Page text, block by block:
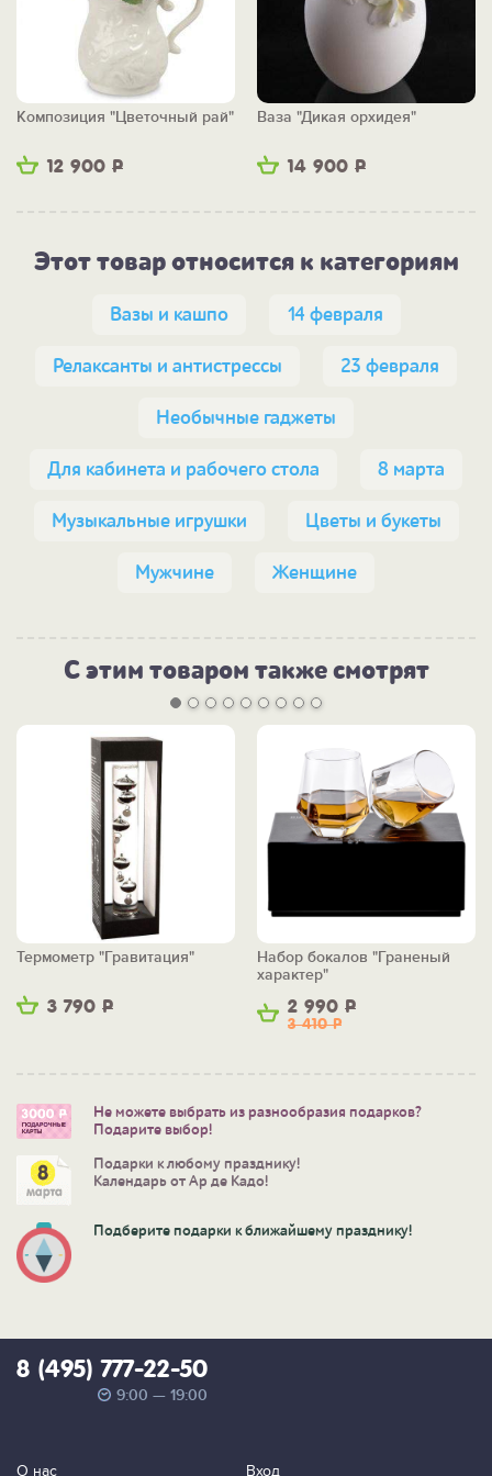
12 900 Р
Композиция "Цветочный рай"
14 900 Р
Ваза "Дикая орхидея"
Этот товар относится к категориям
Вазы и кашпо 14 февраля
Релаксанты и антистрессы 23 февраля
Необычные гаджеты
Для кабинета и рабочего стола 8 марта
Музыкальные игрушки Цветы и букеты
Мужчине Женщине
С этим товаром также смотрят
3 790 Р
Термометр "Гравитация"
2 990 Р
3 410Р
Набор бокалов "Граненый
характер"
Не можете выбрать из разнообразия подарков?
Подарите выбор!
Подарки к любому празднику!
Календарь от Ар де Кадо!
Подберите подарки к ближайшему празднику!
8 (495) 777-22-50
9:00 — 19:00
О нас Вход